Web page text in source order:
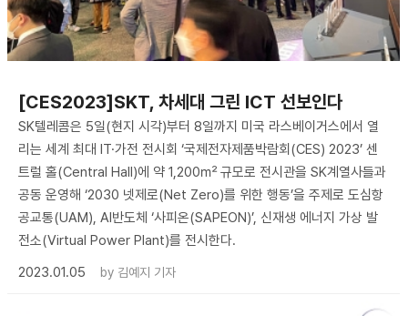
[CES2023]SKT, 차세대 그린 ICT 선보인다
SK텔레콤은 5일(현지 시각)부터 8일까지 미국 라스베이거스에서 열
리는 세계 최대 IT·가전 전시회 ‘국제전자제품박람회(CES) 2023’ 센
트럴 홀(Central Hall)에 약 1,200㎡ 규모로 전시관을 SK계열사들과
공동 운영해 ‘2030 넷제로(Net Zero)를 위한 행동’을 주제로 도심항
공교통(UAM), AI반도체 ‘사피온(SAPEON)’, 신재생 에너지 가상 발
전소(Virtual Power Plant)를 전시한다.
2023.01.05
by 김예지 기자